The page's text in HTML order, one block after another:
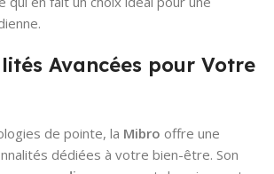
Avancées pour Votre
de pointe, la Mibro offre une
dédiées à votre bien-être. Son